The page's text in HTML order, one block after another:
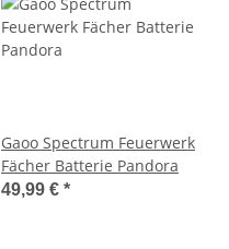
Gaoo Spectrum Feuerwerk
Fächer Batterie Pandora
49,99 € *